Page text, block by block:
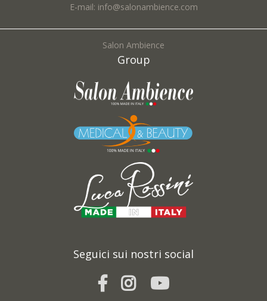
E-mail: info@salonambience.com
Salon Ambience
Group
Seguici sui nostri social